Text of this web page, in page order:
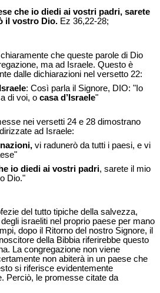
che io diedi ai vostri padri, sarete
il vostro Dio. Ez 36,22-28;
che queste parole di Dio
ma ad Israele. Questo è
dalle dichiarazioni nel versetto 22:
: Così parla il Signore, DIO: "Io
di voi, o casa d’Israele"
nei versetti 24 e 28 dimostrano
ad Israele:
vi radunerò da tutti i paesi, e vi
io diedi ai vostri padri, sarete il mio
Dio."
del tutto tipiche della salvezza,
israeliti nel proprio paese per mano
dopo il Ritorno del nostro Signore, il
della Bibbia riferirebbe questo
La congregazione non viene
non abiterà in un paese che
si riferisce evidentemente
Perciò, le promesse citate da